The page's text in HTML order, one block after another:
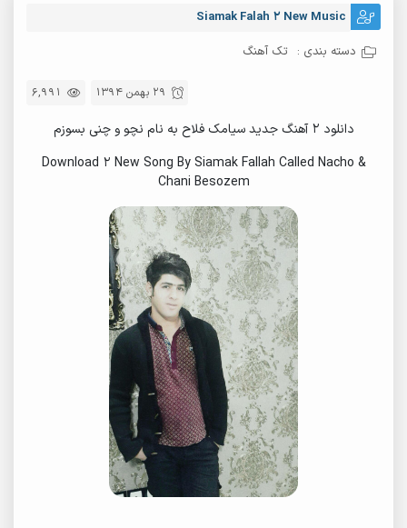
Siamak Falah 2 New Music
دسته بندی : تک آهنگ
6,991 29 بهمن 1394
دانلود ۲ آهنگ جدید سیامک فلاح به نام نچو و چنی بسوزم
Download 2 New Song By Siamak Fallah Called Nacho &
Chani Besozem